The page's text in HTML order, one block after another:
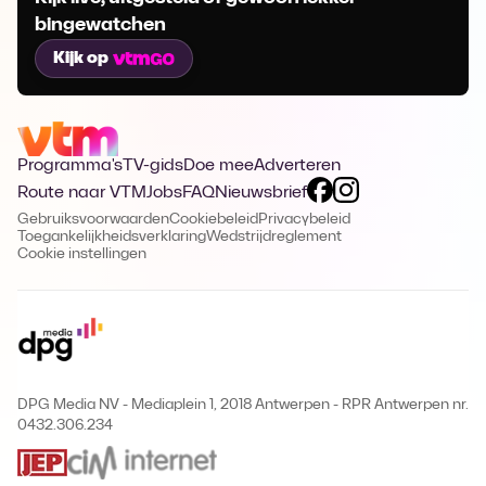
bingewatchen
Kijk op
Programma's TV-gidsDoe meeAdverteren
Route naar VTMJobsFAQNieuwsbrief
GebruiksvoorwaardenCookiebeleid Privacybeleid
ToegankelijkheidsverklaringWedstrijdreglement
Cookie instellingen
DPG Media NV - Mediaplein 1, 2018 Antwerpen - RPR Antwerpen nr.
0432.306.234